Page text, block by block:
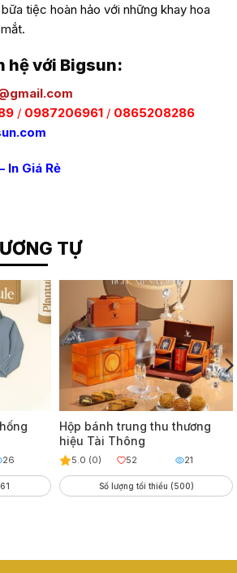
tiệc hoàn hảo với những khay hoa
hệ với Bigsun:
/ 0987206961/ 0865208286
In Giá Rẻ
TỰ
26
Hộp bánh trung thu thương
hiệu Tài Thông
5.0 (0) 52 21
Số lượng tối thiểu (500)